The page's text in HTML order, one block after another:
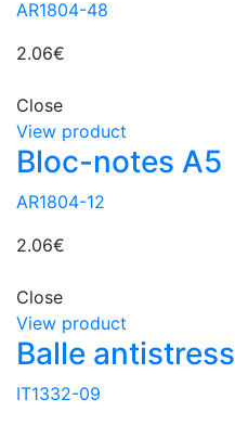
AR1804-48
2.06€
Close
View product
Bloc-notes A5
AR1804-12
2.06€
Close
View product
Balle antistress
IT1332-09